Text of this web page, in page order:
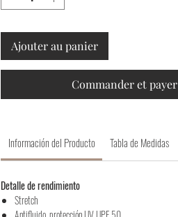
Ajouter au panier
Commander et payer
Información del Producto Tabla de Medidas
Detalle de rendimiento
Stretch